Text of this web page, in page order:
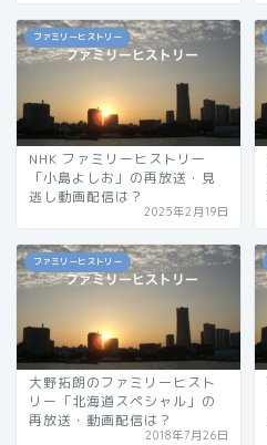
ファミリーヒストリー
NHK ファミリーヒストリー
「小島よしお」の再放送・見
逃し動画配信は？
2025年2月19日
ファミリーヒストリー
大野拓朗のファミリーヒスト
リー「北海道スペシャル」の
再放送・動画配信は？
2018年7月26日